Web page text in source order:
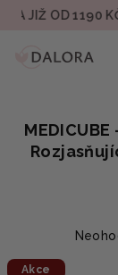
PřejítOD 1190 KČ
Akce